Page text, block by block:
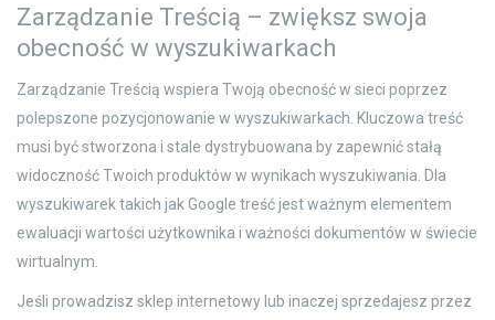
Zarządzanie Treścią – zwiększ swoja
obecność w wyszukiwarkach
Zarządzanie Treścią wspiera Twoją obecność w sieci poprzez
polepszone pozycjonowanie w wyszukiwarkach. Kluczowa treść
musi być stworzona i stale dystrybuowana by zapewnić stałą
widoczność Twoich produktów w wynikach wyszukiwania. Dla
wyszukiwarek takich jak Google treść jest ważnym elementem
ewaluacji wartości użytkownika i ważności dokumentów w świecie
wirtualnym.
Jeśli prowadzisz sklep internetowy lub inaczej sprzedajesz przez